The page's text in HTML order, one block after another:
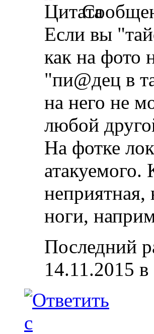
Если вы
как на фото
"пи@дец в
на него не
любой
На фотке
ноги,
Последний
14.11.2015 в